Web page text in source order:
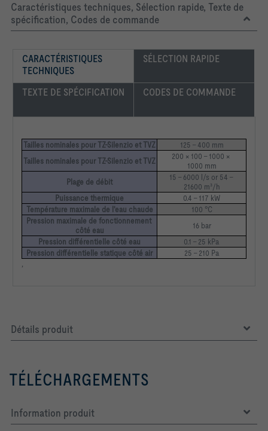
Caractéristiques techniques, Sélection rapide, Texte de
spécification, Codes de commande
CARACTÉRISTIQUES
TECHNIQUES
SÉLECTION RAPIDE
TEXTE DE SPÉCIFICATION CODES DE COMMANDE
Tailles nominales pour TZ-Silenzio et TVZ
125 – 400 mm
Tailles nominales pour TZ-Silenzio et TVZ
200 × 100 – 1000 ×
1000 mm
Plage de débit
15 – 6000 l/s or 54 –
21600 m³/h
Puissance thermique
0.4 – 117 kW
Température maximale de l'eau chaude
100 °C
Pression maximale de fonctionnement
côté eau
16 bar
Pression différentielle côté eau
0.1 – 25 kPa
Pression différentielle statique côté air
25 – 210 Pa
,
Détails produit
TÉLÉCHARGEMENTS
Information produit